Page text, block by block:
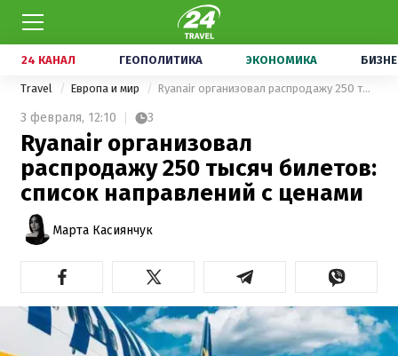
24 КАНАЛ ГЕОПОЛИТИКА ЭКОНОМИКА
Travel Европа и мир Ryanair организовал распродажу 250 тысяч билетов: список направлений с ценами
3 февраля, 12:10 3
Ryanair организовал
распродажу 250 тысяч билетов:
список направлений с ценами
Марта Касиянчук